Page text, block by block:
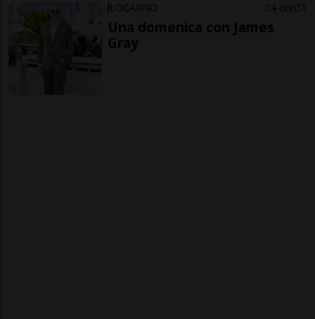
LOCARNO 4 ore 1
Una domenica con James
Gray